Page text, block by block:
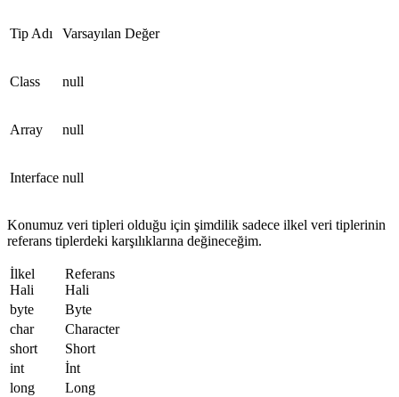
Tip Adı Varsayılan Değer
Class null
Array null
Interface null
Konumuz veri tipleri olduğu için şimdilik sadece ilkel veri tiplerinin
referans tiplerdeki karşılıklarına değineceğim.
İlkel
Hali
Referans
Hali
byte
Byte
char
Character
short
Short
int
İnt
long
Long